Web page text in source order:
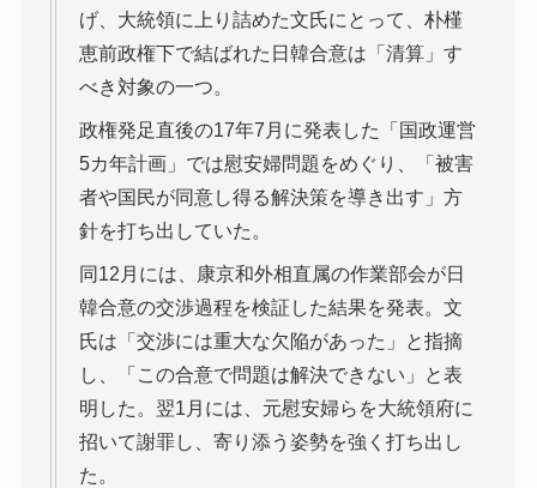
げ、大統領に上り詰めた文氏にとって、朴槿
恵前政権下で結ばれた日韓合意は「清算」す
べき対象の一つ。
政権発足直後の17年7月に発表した「国政運営
5カ年計画」では慰安婦問題をめぐり、「被害
者や国民が同意し得る解決策を導き出す」方
針を打ち出していた。
同12月には、康京和外相直属の作業部会が日
韓合意の交渉過程を検証した結果を発表。文
氏は「交渉には重大な欠陥があった」と指摘
し、「この合意で問題は解決できない」と表
明した。翌1月には、元慰安婦らを大統領府に
招いて謝罪し、寄り添う姿勢を強く打ち出し
た。